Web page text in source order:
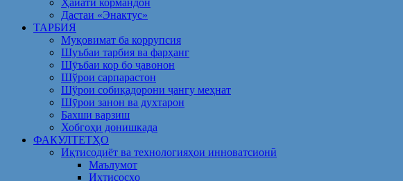
Ҳайати кормандон
Дастаи «Энактус»
ТАРБИЯ
Муқовимат ба коррупсия
Шуъбаи тарбия ва фарҳанг
Шӯъбаи кор бо ҷавонон
Шўрои сарпарастон
Шўрои собиқадорони ҷангу меҳнат
Шӯрои занон ва духтарон
Бахши варзиш
Хобгоҳи донишкада
ФАКУЛТЕТҲО
Иқтисодиёт ва технологияҳои инноватсионӣ
Маълумот
Ихтисосҳо